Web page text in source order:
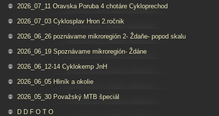
2026_07_11 Oravska Poruba 4 chotáre Cykloprechod
2026_07_03 Cyklosplav Hron 2.ročnik
2026_06_26 poznávame mikroregión 2- Ždaňe- popod skalu
2026_06_19 Spoznávame mikroregión- Ždáne
2026_06_12-14 Cyklokemp JnH
2026_06_05 Hliník a okolie
2026_05_30 Považský MTB špeciál
D D F O T O